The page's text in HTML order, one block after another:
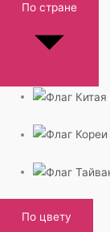
По стране
По цвету